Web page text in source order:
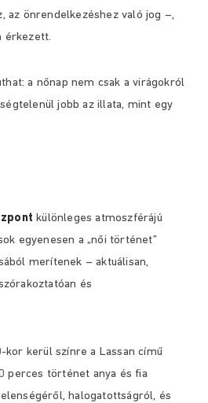
az önrendelkezéshez való jog –,
érkezett.
a nőnap nem csak a virágokról
jobb az illata, mint egy
különleges atmoszférájú
egyenesen a „női történet”
merítenek – aktuálisan,
és
kor kerül színre a Lassan című
perces történet anya és fia
halogatottságról, és